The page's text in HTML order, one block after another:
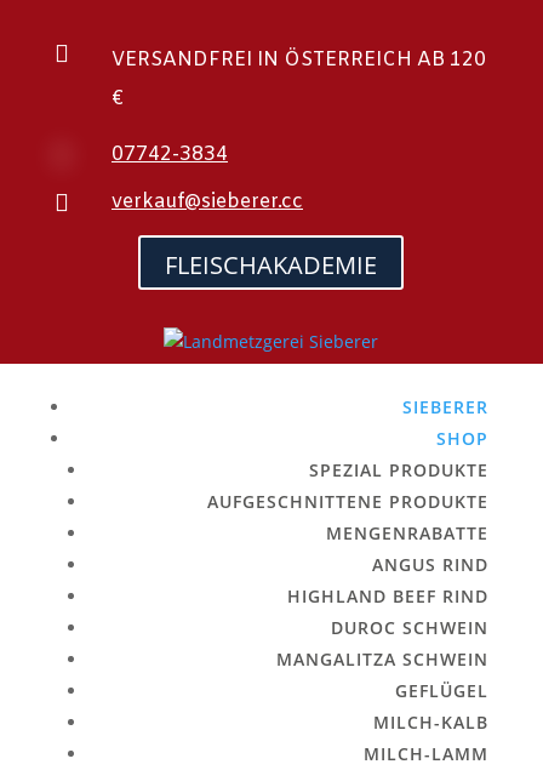

VERSANDFREI IN ÖSTERREICH AB 120
€
07742-3834
 verkauf@sieberer.cc
FLEISCHAKADEMIE
SIEBERER
SHOP
SPEZIAL PRODUKTE
AUFGESCHNITTENE PRODUKTE
MENGENRABATTE
ANGUS RIND
HIGHLAND BEEF RIND
DUROC SCHWEIN
MANGALITZA SCHWEIN
GEFLÜGEL
MILCH-KALB
MILCH-LAMM